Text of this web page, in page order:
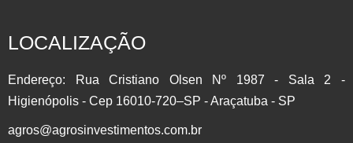
um determinado Ativo em uma Data Futura. Muito utilizado
para se proteger contra as oscilações de preço (HEDGE)
LOCALIZAÇÃO
Endereço: Rua Cristiano Olsen Nº 1987 - Sala 2 -
Higienópolis - Cep 16010-720–SP - Araçatuba - SP
agros@agrosinvestimentos.com.br